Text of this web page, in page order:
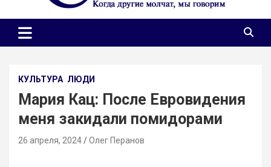
Собеседник онлайн
Собеседник. Журналистские расследования, специальные
репортажи и эксклюзивные интервью.
КУЛЬТУРА ЛЮДИ
Мария Кац: После Евровидения
меня закидали помидорами
26 апреля, 2024 Олег Перанов